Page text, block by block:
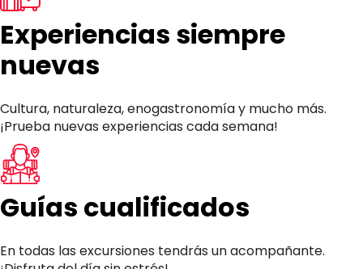
Experiencias siempre
nuevas
Cultura, naturaleza, enogastronomía y mucho más.
¡Prueba nuevas experiencias cada semana!
Guías cualificados
En todas las excursiones tendrás un acompañante.